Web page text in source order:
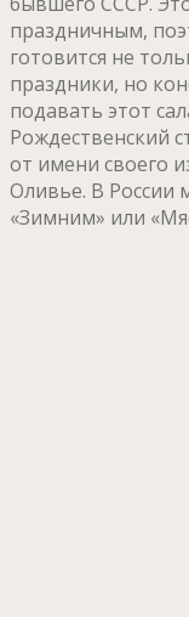
праздничным,
готовится не
праздники, но
подавать этот
Рождественский
от имени своего
Оливье. В России
«Зимним» или